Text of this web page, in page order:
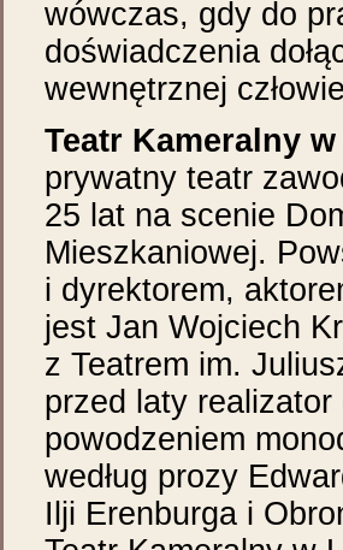
wówczas, gdy do
doświadczenia
wewnętrznej
Teatr Kameralny
prywatny teatr
25 lat na scenie
Mieszkaniowej.
i dyrektorem,
jest Jan Wojciech
z Teatrem im.
przed laty
powodzeniem
według prozy
Ilji Erenburga i